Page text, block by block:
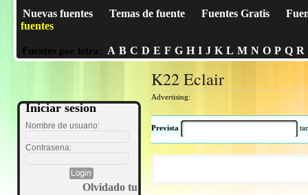
Nuevas fuentes Temas de fuente Fuentes Gratis
fuentes
Fuentes por letra: A B C D E F G H I J K L M N O P Q R
Iniciar sesion
Nombre de usuario:
Contrasena:
Olvidado tu
K22 Eclair
Advertising:
Prevista